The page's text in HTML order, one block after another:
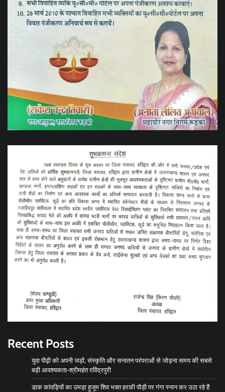
Recent Posts
युवा पीढ़ी को अपनी जड़ों, संस्कृति और सनातन परंपराओं से जोड़ना समय की सबसे
बड़ी आवश्यकता-श्रीमहंत रविंद्रपुरी
डाक कांवड़ियों का उमड़ा हुजूम शिव भक्त हरकी पौड़ी पर गंगा स्नान कर उठा रहे हैं